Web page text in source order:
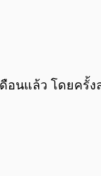
อนแล้ว โดยครั้